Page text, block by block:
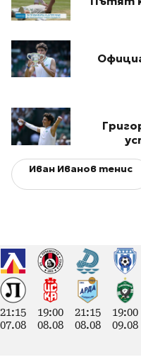
Иван Иванов тенис
21:15
07.08
19:00
08.08
21:15
08.08
19:00
09.08